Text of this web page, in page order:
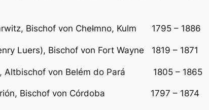
Bischof von Chelmno, Kulm 1795 –
Luers), Bischof von Fort Wayne 1819 –
Altbischof von Belém do Pará 1805 –
Berión, Bischof von Córdoba 1797 –